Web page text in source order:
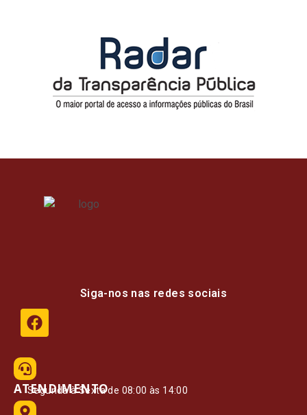
Siga-nos nas redes sociais
ATENDIMENTO
Segunda à Sexta de 08:00 às 14:00